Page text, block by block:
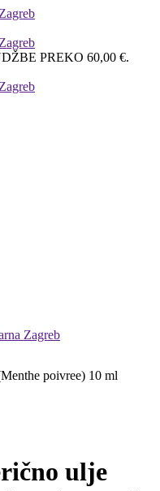
PREKO 60,00 €.
Zagreb
ulje